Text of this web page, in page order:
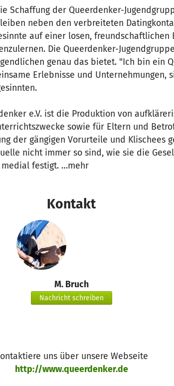
Schaffung der Queerdenker-
neben den verbreiteten
auf einer losen, freundschaftlichen
Die Queerdenker-
genau das bietet. "Ich bin ein
Erlebnisse und Unternehmungen,
e.V. ist die Produktion von
sowie für Eltern und
der gängigen Vorurteile und Klischees
nicht immer so sind, wie sie die
festigt. …mehr
Kontakt
M. Bruch
Nachricht schreiben
uns über unsere Webseite
http://www.queerdenker.de